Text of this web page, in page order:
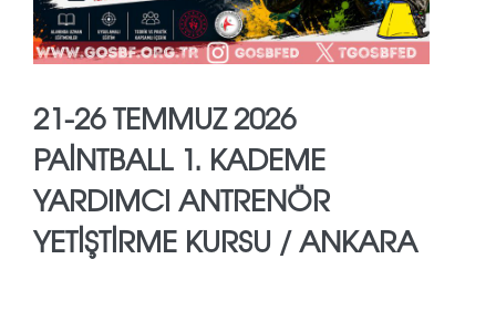
21-26 TEMMUZ 2026
PAİNTBALL 1. KADEME
YARDIMCI ANTRENÖR
YETİŞTİRME KURSU / ANKARA